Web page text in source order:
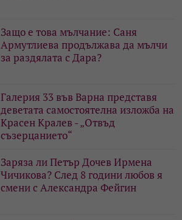
Защо е това мълчание: Саня
Армутлиева продължава да мълчи
за раздялата с Дара?
Галерия 33 във Варна представя
деветата самостоятелна изложба на
Красен Кралев - „Отвъд
съзерцанието“
Заряза ли Петър Дочев Ирмена
Чичикова? След 8 години любов я
смени с Александра Фейгин